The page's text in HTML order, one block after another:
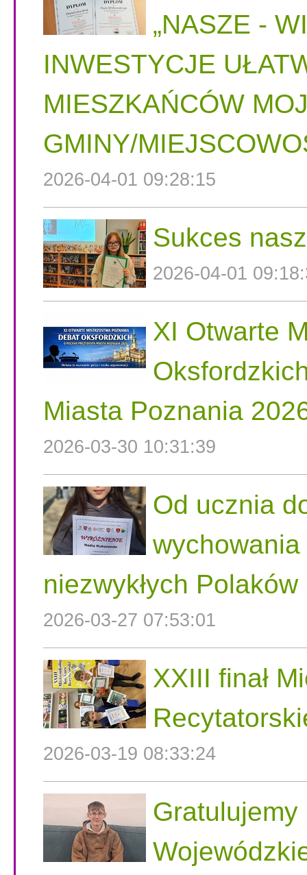
„NASZE -
INWESTYCJE
MIESZKAŃCÓW
GMINY/
2026-04-01 09:28:15
Sukces
2026-04-01
XI Otwarte
Miasta Poznania
2026-03-30 10:31:39
Od ucznia
niezwykłych Polaków
2026-03-27 07:53:01
XXIII finał
2026-03-19 08:33:24
Gratulujemy